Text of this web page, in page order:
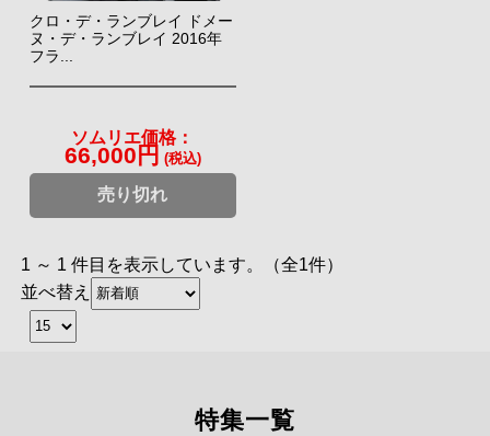
クロ・デ・ランブレイ ドメー
ヌ・デ・ランブレイ 2016年
フラ...
ソムリエ価格：
66,000円 (税込)
売り切れ
1 ～ 1 件目を表示しています。（全1件）
並べ替え
特集一覧